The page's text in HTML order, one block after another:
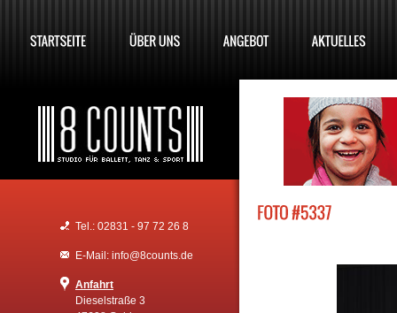
Tel.: 02831 - 97 72 26 8
E-Mail: info@8counts.de
Anfahrt
Dieselstraße 3